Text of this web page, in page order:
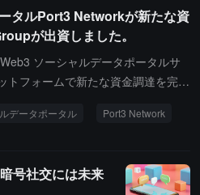
た。
タルPort3 Networkが新たな資
が出資しました。
ソーシャルデータポータルサ
トフォームで新たな資金調達を完了
以前、DWF Labs からの投資を受
データポータル Port3 Network
号社交には未来